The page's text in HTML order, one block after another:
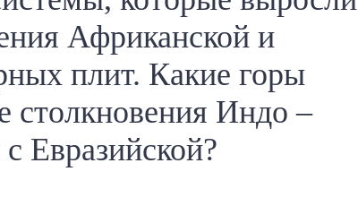
Африканской и
плит. Какие горы
столкновения Индо –
Евразийской?